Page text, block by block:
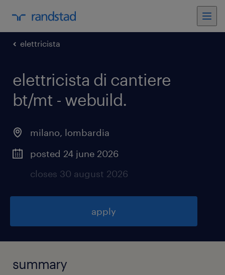
elettricista
elettricista di cantiere
bt/mt - webuild.
milano, lombardia
posted 24 june 2026
closes 30 august 2026
apply
summary